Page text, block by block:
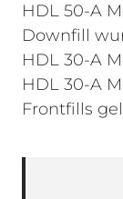
HDL 50-A
Downfill
HDL 30-A
HDL 30-A
Frontfills